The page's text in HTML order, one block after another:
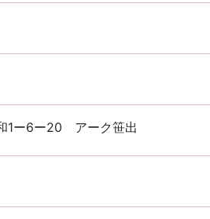
1ー6ー20 アーク笹出